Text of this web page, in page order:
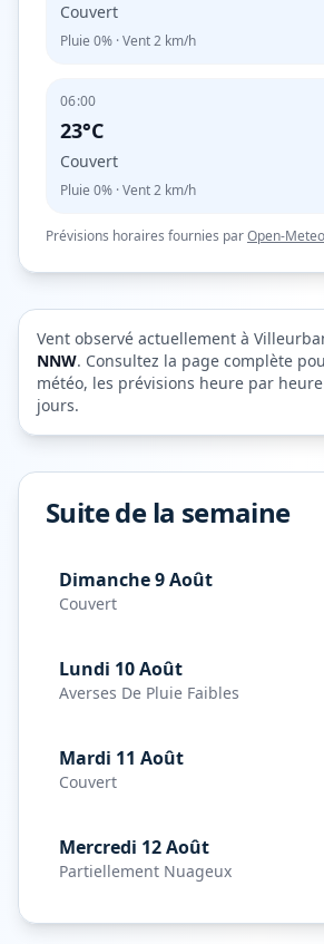
Couvert
Pluie 0% · Vent2 km/h
06:00
23°C
Couvert
Pluie 0% · Vent2 km/h
Prévisions horaires fournies parOpen-
Vent observé actuellement à
NNW. Consultez la page complète
météo, les prévisions heure par
jours.
Suite de la semaine
Dimanche 9 Août
Couvert
Lundi 10 Août
Averses De Pluie Faibles
Mardi 11 Août
Couvert
Mercredi 12 Août
Partiellement Nuageux